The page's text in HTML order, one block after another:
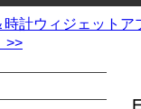
計ウィジェットア
>>
日